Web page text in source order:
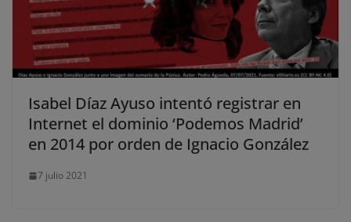
Isabel Díaz Ayuso intentó registrar en
Internet el dominio ‘Podemos Madrid’
en 2014 por orden de Ignacio González
7 julio 2021